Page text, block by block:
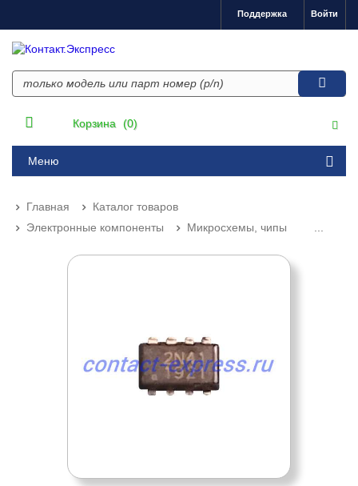
Войти
Поддержка
Корзина (0)
Меню
Главная
Каталог товаров
Электронные компоненты
Микросхемы, чипы